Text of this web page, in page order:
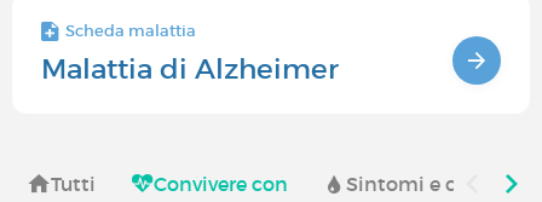
Scheda malattia
Malattia di Alzheimer
Tutti Convivere con Sintomi e